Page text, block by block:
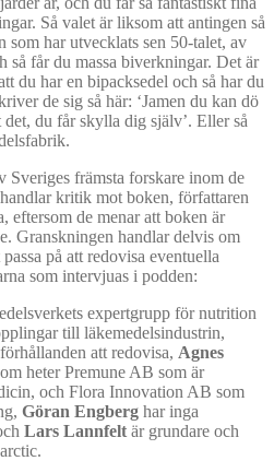
Så valet är liksom att antingen så
som har utvecklats sen 50-talet, av
så får du massa biverkningar. Det är
du har en bipacksedel och så har du
de sig så här: ‘Jamen du kan dö
du får skylla dig själv’. Eller så
främsta forskare inom de
kritik mot boken, författaren
eftersom de menar att boken är
Granskningen handlar delvis om
på att redovisa eventuella
som intervjuas i podden:
expertgrupp för nutrition
till läkemedelsindustrin,
att redovisa, Agnes
heter Premune AB som är
och Flora Innovation AB som
Göran Engberg har inga
Lars Lannfelt är grundare och